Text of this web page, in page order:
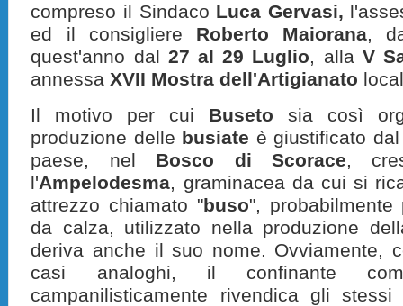
compreso il Sindaco Luca Gervasi,
ed il consigliere Roberto Maiorana,
quest'anno dal 27 al 29 Luglio, alla V
annessa XVII Mostra dell'Artigianato
Il motivo per cui Buseto sia così
produzione delle busiate è giustificato
paese, nel Bosco di Scorace,
l'Ampelodesma, graminacea da cui si
attrezzo chiamato "buso",
da calza, utilizzato nella produzione
deriva anche il suo nome. Ovviamente,
casi analoghi, il confinante
campanilisticamente rivendica gli